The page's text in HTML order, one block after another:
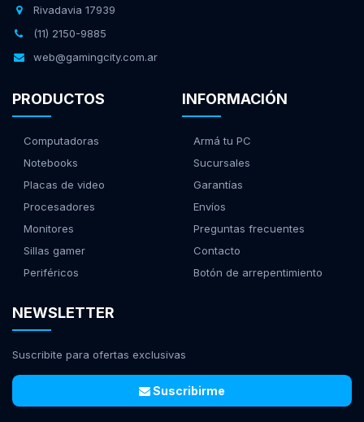
Rivadavia 17939
(11) 2150-9885
web@gamingcity.com.ar
PRODUCTOS
Computadoras
Notebooks
Placas de video
Procesadores
Monitores
Sillas gamer
Periféricos
INFORMACIÓN
Armá tu PC
Sucursales
Garantías
Envíos
Preguntas frecuentes
Contacto
Botón de arrepentimiento
NEWSLETTER
Suscribite para ofertas exclusivas
Suscribirme